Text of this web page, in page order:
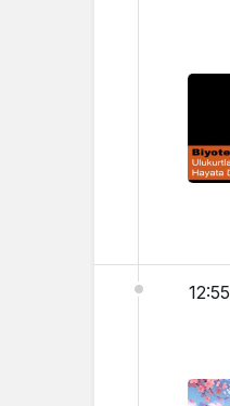
12:55